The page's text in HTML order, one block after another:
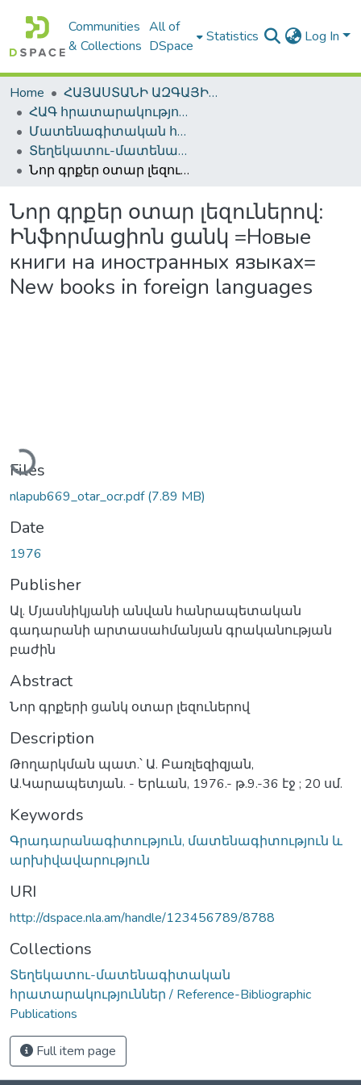
Communities
& Collections
All of
DSpace
Statistics Log In
Home
ՀԱՅԱՍՏԱՆԻ ԱԶԳԱՅԻՆ ԳՐԱԴԱՐԱՆԻ ԹՎԱՅԻՆ ՊԱՀՈՑ / DIGITAL REPOSITORY OF NLA
ՀԱԳ հրատարակություններ / NLA Publications
Մատենագիտական հրատարակություններ / Bibliographic publications
Տեղեկատու-մատենագիտական հրատարակություններ / Reference-Bibliographic Publications
Նոր գրքեր օտար լեզուներով: Ինֆորմացիոն ցանկ =Новые книги на иностранных языках= New books in foreign languages
Նոր գրքեր օտար լեզուներով:
Ինֆորմացիոն ցանկ =Новые
книги на иностранных языках=
New books in foreign languages
Loading...
Files
nlapub669_otar_ocr.pdf(7.89 MB)
Date
1976
Publisher
Ալ. Մյասնիկյանի անվան հանրապետական
գադարանի արտասահմանյան գրականության
բաժին
Abstract
Նոր գրքերի ցանկ օտար լեզուներով
Description
Թողարկման պատ.՝ Ա. Բառլեզիզյան,
Ա.Կարապետյան. - Երևան, 1976.- թ.9.-36 էջ ; 20 սմ.
Keywords
Գրադարանագիտություն, մատենագիտություն և
արխիվավարություն
URI
http://dspace.nla.am/handle/123456789/8788
Collections
Տեղեկատու-մատենագիտական
հրատարակություններ / Reference-Bibliographic
Publications
Full item page